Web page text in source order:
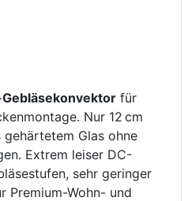
für
Nur 12 cm
Glas ohne
Extrem leiser DC-
sehr geringer
Premium-Wohn- und